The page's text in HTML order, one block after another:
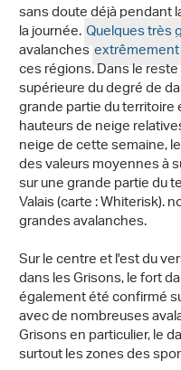
sans doute déjà pendant
la journée.Quelques très
avalanches
ces régions. Dans le
supérieure du degré de
grande partie du territoire
hauteurs de neige
neige de cette semaine,
des valeurs moyennes à
sur une grande partie du
Valais (carte : Whiterisk).
grandes avalanches.
Sur le centre et l'est du
dans les Grisons, le fort
également été confirmé
avec de nombreuses
Grisons en particulier, le
surtout les zones des